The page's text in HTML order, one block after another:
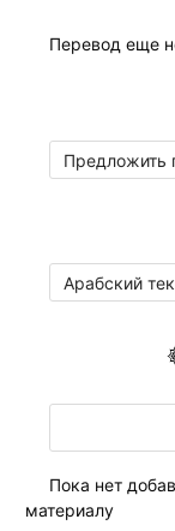
Перевод еще
Предложить
Арабский
Пока нет
материалу